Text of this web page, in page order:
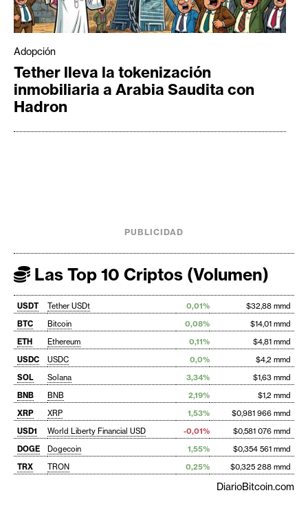
Adopción
Tether lleva la tokenización
inmobiliaria a Arabia Saudita con
Hadron
PUBLICIDAD
Las Top 10 Criptos (Volumen)
USDT Tether USDt 0,01%
$32,88 mmd
BTC
Bitcoin 0,08%
$14,01 mmd
ETH
Ethereum 0,11%
$4,81 mmd
USDC
USDC 0,0%
$4,2 mmd
SOL
Solana 3,34%
$1,63 mmd
BNB
BNB 2,19%
$1,2 mmd
XRP
XRP 1,53%
$0,981 966 mmd
USD1
World Liberty Financial USD -0,01%
$0,581 076 mmd
DOGE
Dogecoin 1,55%
$0,354 561 mmd
TRX
TRON 0,25% $0,325 288 mmd
DiarioBitcoin.com